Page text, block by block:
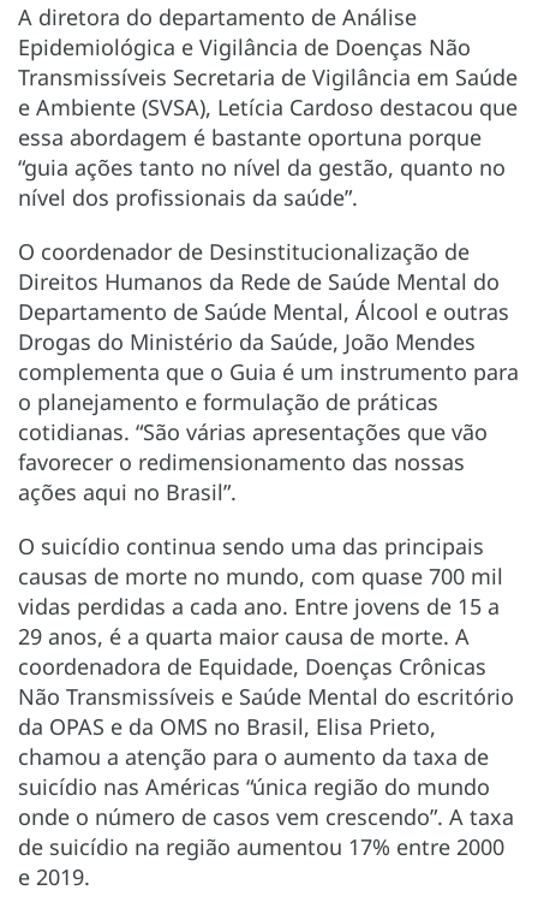
A diretora do departamento de Análise
Epidemiológica e Vigilância de Doenças Não
Transmissíveis Secretaria de Vigilância em Saúde
e Ambiente (SVSA), Letícia Cardoso destacou que
essa abordagem é bastante oportuna porque
“guia ações tanto no nível da gestão, quanto no
nível dos profissionais da saúde”.
O coordenador de Desinstitucionalização de
Direitos Humanos da Rede de Saúde Mental do
Departamento de Saúde Mental, Álcool e outras
Drogas do Ministério da Saúde, João Mendes
complementa que o Guia é um instrumento para
o planejamento e formulação de práticas
cotidianas. “São várias apresentações que vão
favorecer o redimensionamento das nossas
ações aqui no Brasil”.
O suicídio continua sendo uma das principais
causas de morte no mundo, com quase 700 mil
vidas perdidas a cada ano. Entre jovens de 15 a
29 anos, é a quarta maior causa de morte. A
coordenadora de Equidade, Doenças Crônicas
Não Transmissíveis e Saúde Mental do escritório
da OPAS e da OMS no Brasil, Elisa Prieto,
chamou a atenção para o aumento da taxa de
suicídio nas Américas “única região do mundo
onde o número de casos vem crescendo”. A taxa
de suicídio na região aumentou 17% entre 2000
e 2019.